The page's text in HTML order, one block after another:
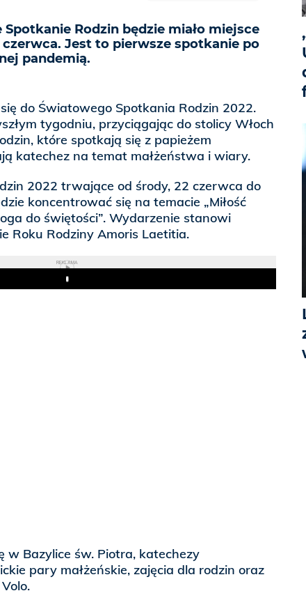
Rodzin będzie miało miejsce
czerwca. Jest to pierwsze spotkanie po
pandemią.
do Światowego Spotkania Rodzin 2022.
tygodniu, przyciągając do stolicy Włoch
które spotkają się z papieżem
katechez na temat małżeństwa i wiary.
2022 trwające od środy, 22 czerwca do
koncentrować się na temacie „Miłość
do świętości”. Wydarzenie stanowi
Roku Rodziny Amoris Laetitia.
REKLAMA
Play
w Bazylice św. Piotra, katechezy
pary małżeńskie, zajęcia dla rodzin oraz